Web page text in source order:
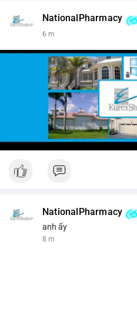
NationalPharmacy
6 m
NationalPharmacy
anh ấy
8 m